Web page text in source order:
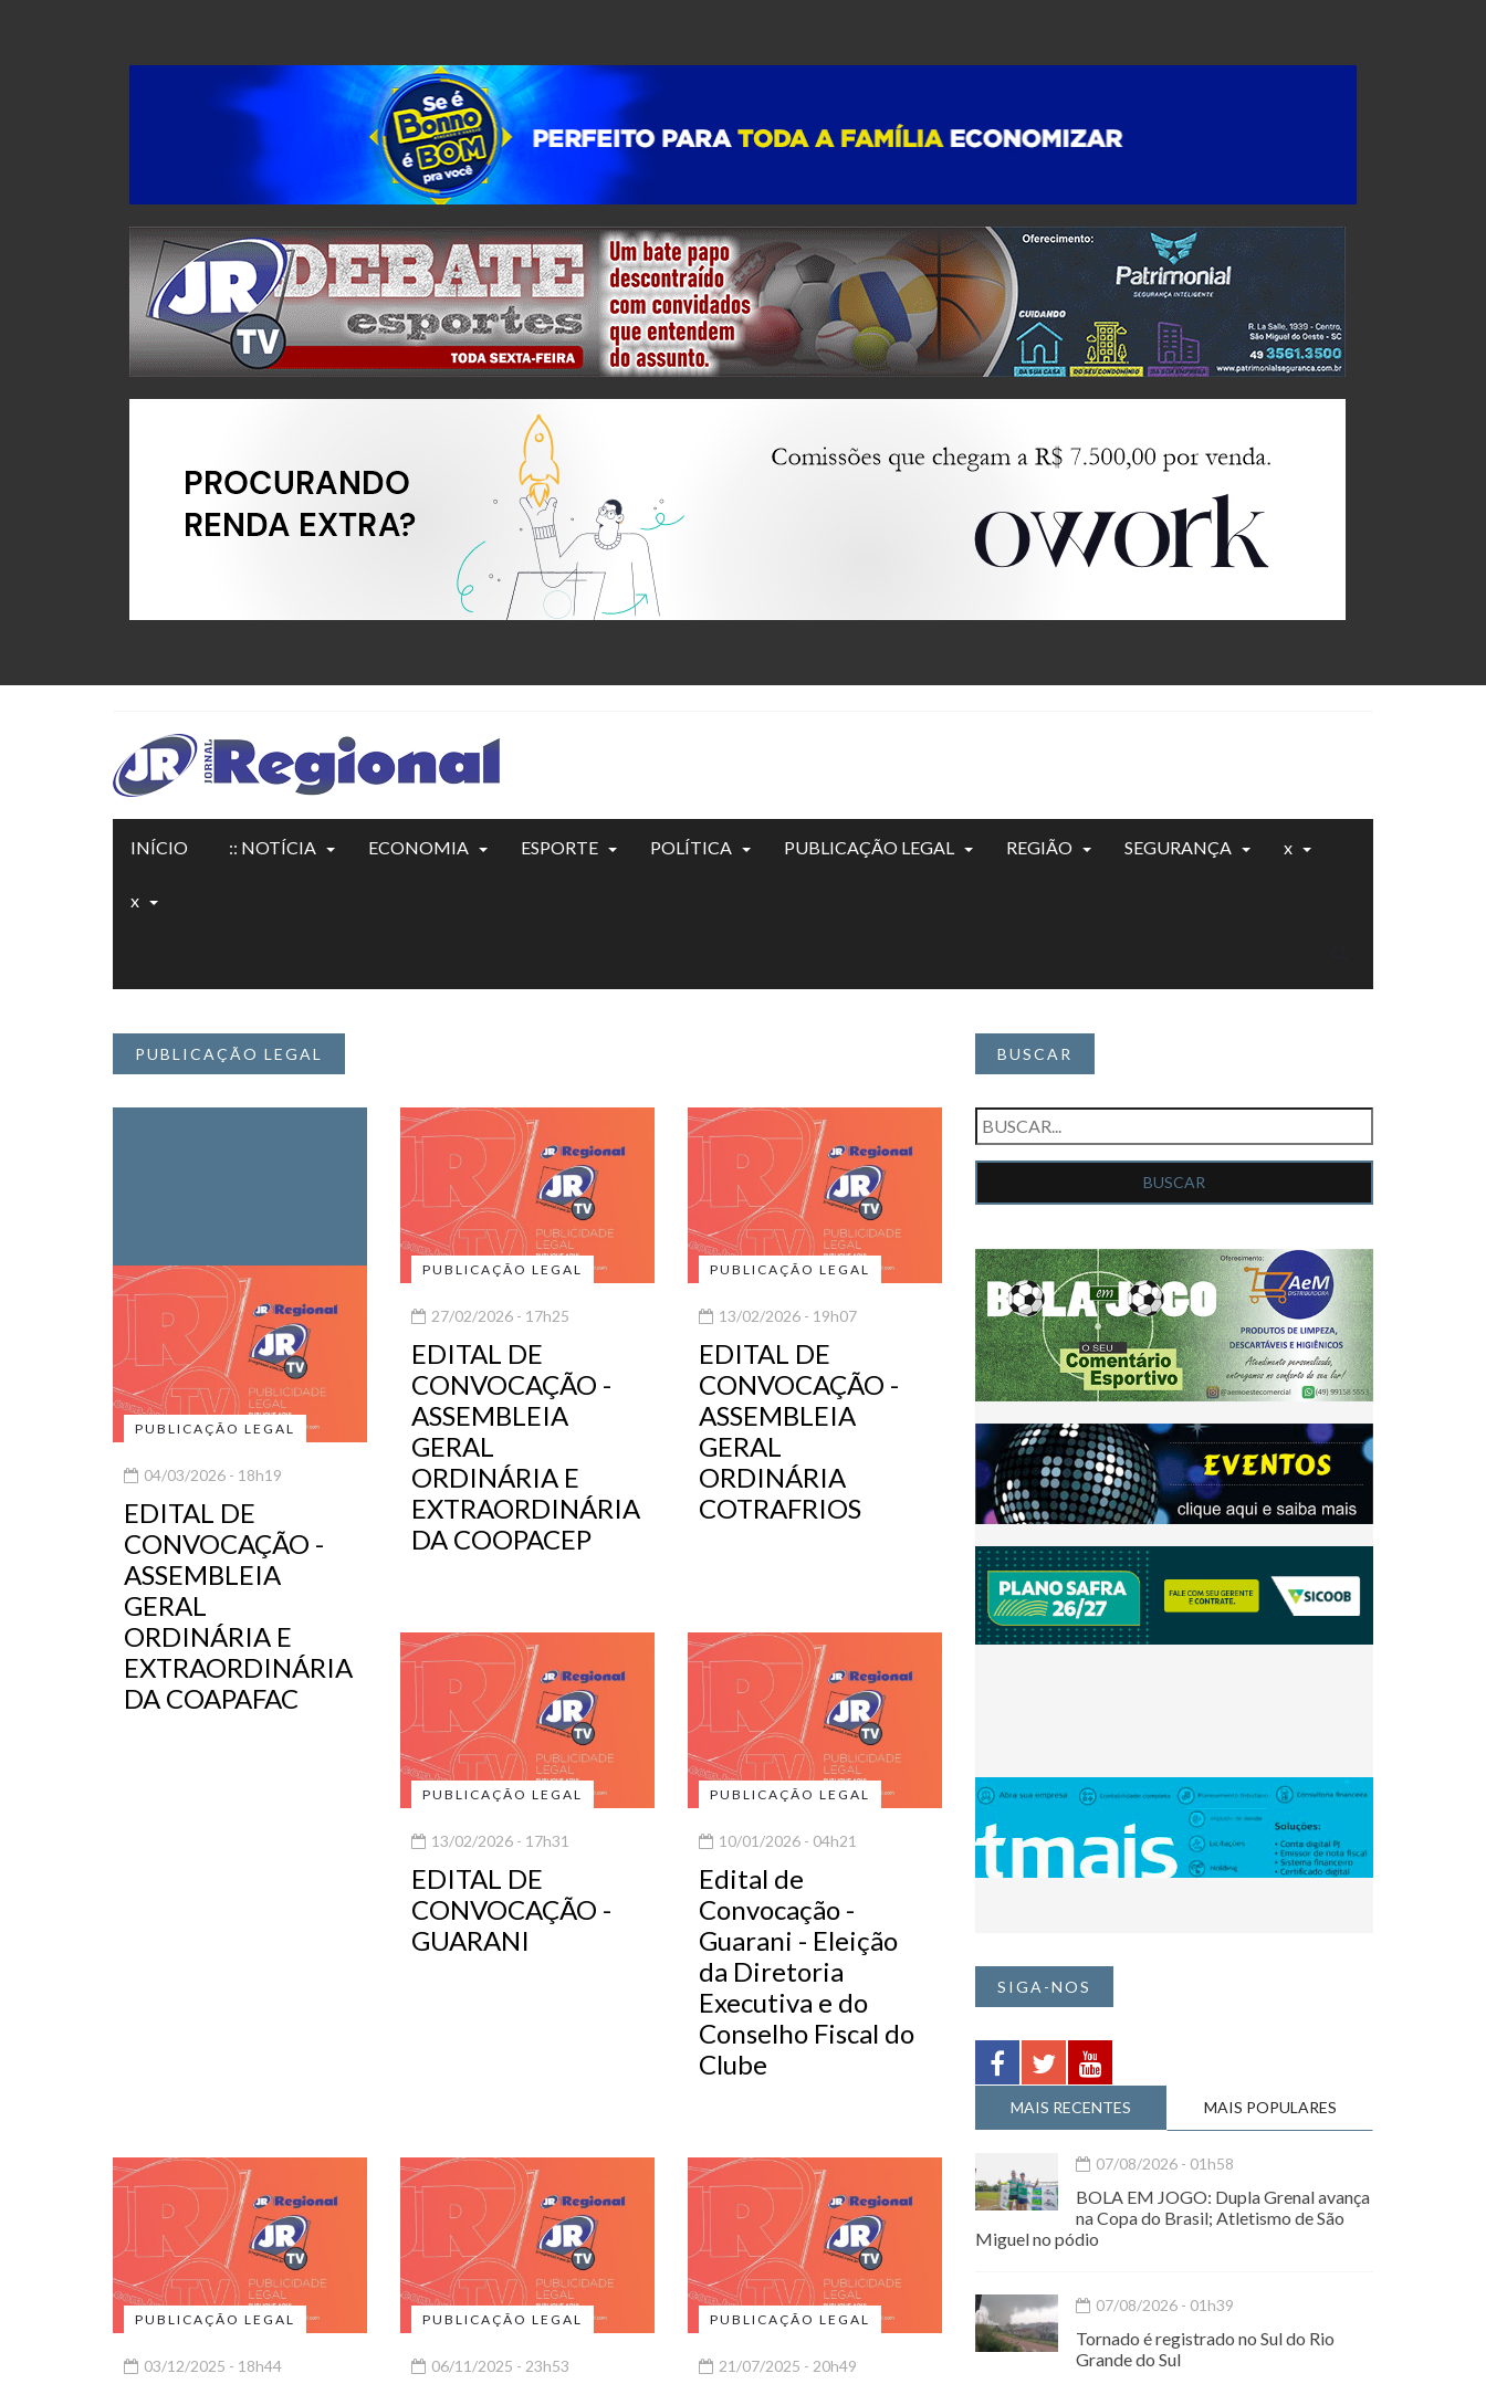
INÍCIO :: NOTÍCIA ECONOMIA ESPORTE POLÍTICA PUBLICAÇÃO LEGAL REGIÃO SEGURANÇA x
x
PUBLICAÇÃO LEGAL
PUBLICAÇÃO LEGAL
04/03/2026 - 18h19
EDITAL DE
CONVOCAÇÃO -
ASSEMBLEIA
GERAL
ORDINÁRIA E
EXTRAORDINÁRIA
DA COAPAFAC
PUBLICAÇÃO LEGAL
27/02/2026 - 17h25
EDITAL DE
CONVOCAÇÃO -
ASSEMBLEIA
GERAL
ORDINÁRIA E
EXTRAORDINÁRIA
DA COOPACEP
PUBLICAÇÃO LEGAL
13/02/2026 - 19h07
EDITAL DE
CONVOCAÇÃO -
ASSEMBLEIA
GERAL
ORDINÁRIA
COTRAFRIOS
PUBLICAÇÃO LEGAL
13/02/2026 - 17h31
EDITAL DE
CONVOCAÇÃO -
GUARANI
PUBLICAÇÃO LEGAL
10/01/2026 - 04h21
Edital de
Convocação -
Guarani - Eleição
da Diretoria
Executiva e do
Conselho Fiscal do
Clube
PUBLICAÇÃO LEGAL
03/12/2025 - 18h44
PUBLICAÇÃO LEGAL
06/11/2025 - 23h53
PUBLICAÇÃO LEGAL
21/07/2025 - 20h49
BUSCAR
SIGA-NOS
MAIS RECENTES MAIS POPULARES
07/08/2026 - 01h58
BOLA EM JOGO: Dupla Grenal avança
na Copa do Brasil; Atletismo de São
Miguel no pódio
07/08/2026 - 01h39
Tornado é registrado no Sul do Rio
Grande do Sul